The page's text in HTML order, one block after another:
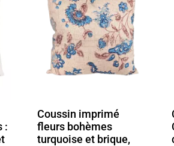
Coussin Viscose et
Coton 45x45 cm - Terre
de Sienne à Franges